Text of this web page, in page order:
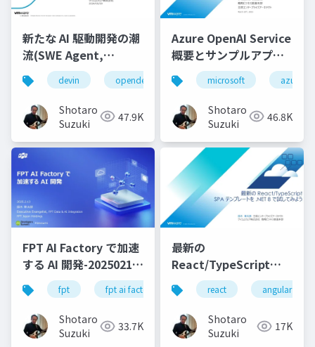
新たな AI 駆動開発の潮
流(SWE Agent,
AutoDev,Devin,
GitHub Copilot
Workspace等)
devin opendevin azure autodev
Shotaro
Suzuki
47.9K
Azure OpenAI Service
概要とサンプルアプリ
等のご紹介
microsoft azure
Shotaro
Suzuki
46.8K
FPT AI Factory で加速
する AI 開発-20250213-
公開版fpt fpt ai factory generative ai azure
Shotaro
Suzuki
33.7K
最新の
React/TypeScript
SPA テンプレートを
.NET 8 で試してみよう
react angular
Shotaro
Suzuki
17K